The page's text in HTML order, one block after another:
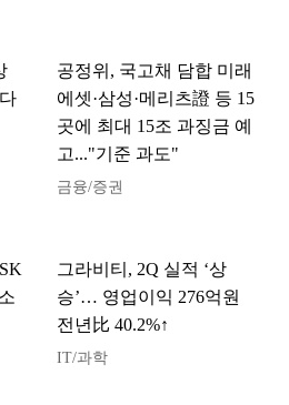
공정위, 국고채 담합 미래
에셋·삼성·메리츠證 등 15
곳에 최대 15조 과징금 예
고..."기준 과도"
금융/증권
그라비티, 2Q 실적 ‘상
승’… 영업이익 276억원
전년比 40.2%↑
IT/과학